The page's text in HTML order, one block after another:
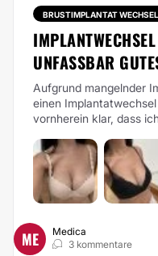
BRUSTIMPLANTAT
UNFASSBAR
Aufgrund mangelnder
einen
vornherein klar, dass
ME
Medica
3 kommentare